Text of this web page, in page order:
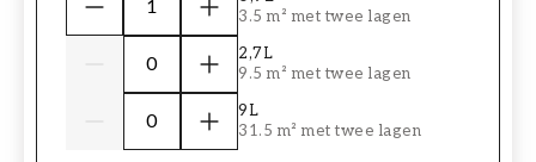
3.5 m² met twee lagen
2,7L
9.5 m² met twee lagen
9L
31.5 m² met twee lagen